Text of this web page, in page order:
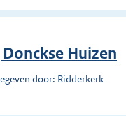
Huizen
door: Ridderkerk